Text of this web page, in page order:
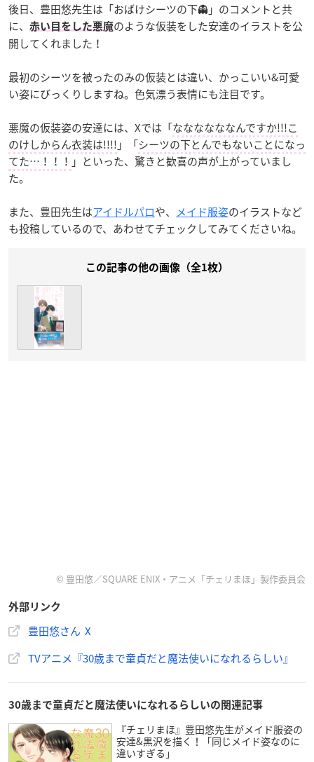
後日、豊田悠先生は「おばけシーツの下👻」のコメントと共
に、
赤い目をした悪魔のような仮装をした安達のイラストを公
開してくれました！
最初のシーツを被ったのみの仮装とは違い、かっこいい&可愛
い姿にびっくりしますね。色気漂う表情にも注目です。
悪魔の仮装姿の安達には、Xでは「ななななななんですか!!!こ
のけしからん衣装は!!!! 」「シーツの下とんでもないことになっ
てた…！！！ 」といった、驚きと歓喜の声が上がっていまし
た。
また、豊田先生はアイドルパロや、 メイド服姿のイラストなど
も投稿しているので、あわせてチェックしてみてくださいね。
この記事の他の画像（全1枚）
© 豊田悠／SQUARE ENIX・アニメ「チェリまほ」製作委員会
外部リンク
豊田悠さん X
TVアニメ『30歳まで童貞だと魔法使いになれるらしい』
30歳まで童貞だと魔法使いになれるらしいの関連記事
『チェリまほ』豊田悠先生がメイド服姿の
安達&黒沢を描く！「同じメイド姿なのに
違いすぎる」